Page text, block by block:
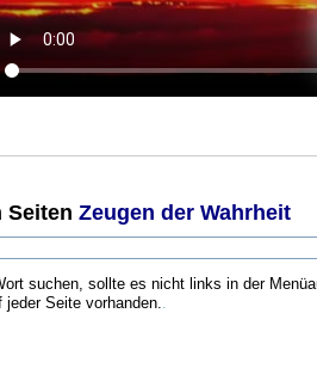
Seiten Zeugen der Wahrheit
suchen, sollte es nicht links in der
jeder Seite vorhanden..